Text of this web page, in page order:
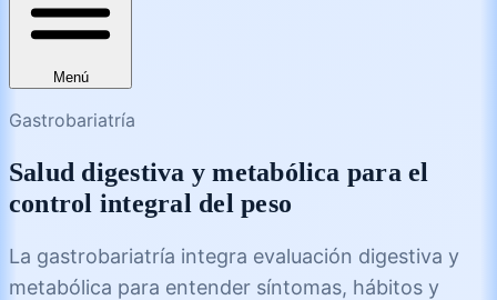
Menú
Gastrobariatría
Salud digestiva y metabólica para el
control integral del peso
La gastrobariatría integra evaluación digestiva y
metabólica para entender síntomas, hábitos y